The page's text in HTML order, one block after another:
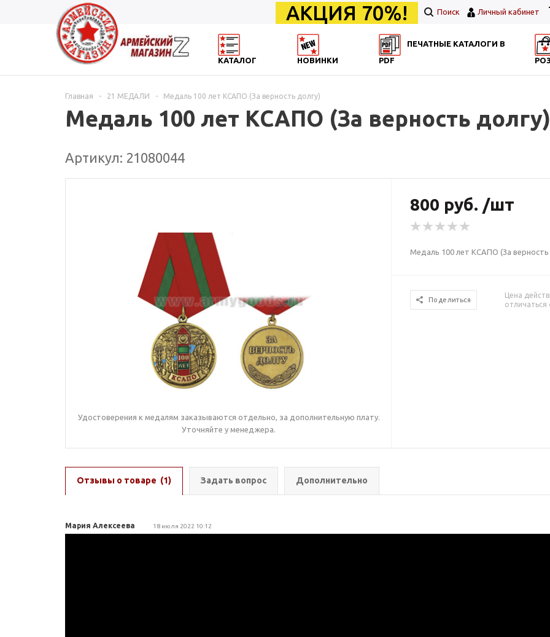
АКЦИЯ 70%! Поиск Личный кабинет
КАТАЛОГ НОВИНКИ
ПЕЧАТНЫЕ КАТАЛОГИ В
PDF
Главная - 21 МЕДАЛИ - Медаль 100 лет КСАПО (За верность долгу)
Медаль 100 лет КСАПО (За верность долгу)
Артикул: 21080044
Удостоверения к медалям заказываются отдельно, за дополнительную плату.
Уточняйте у менеджера.
800 руб. /шт
Медаль 100 лет КСАПО (За верность
Поделиться
Цена
отличаться
Отзывы о товаре (1) Задать вопрос Дополнительно
Мария Алексеева 18 июля 2022 10:12